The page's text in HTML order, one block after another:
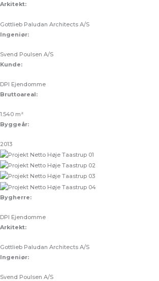
Arkitekt:
Gottlieb Paludan Architects A/S
Ingeniør:
Svend Poulsen A/S
Kunde:
DPI Ejendomme
Bruttoareal:
1.540 m²
Byggeår:
2013
Bygherre:
DPI Ejendomme
Arkitekt:
Gottlieb Paludan Architects A/S
Ingeniør:
Svend Poulsen A/S